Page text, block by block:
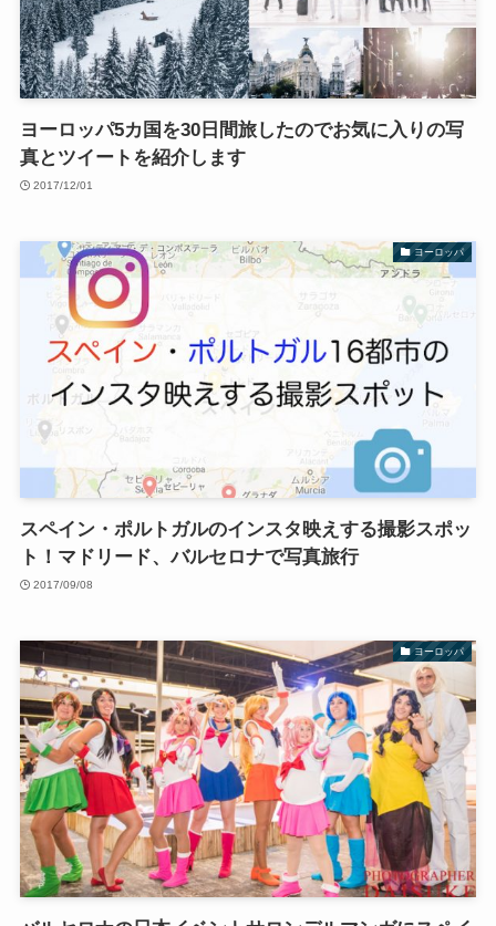
ヨーロッパ5カ国を30日間旅したのでお気に入りの写
真とツイートを紹介します
2017/12/01
ヨーロッパ
スペイン・ポルトガルのインスタ映えする撮影スポッ
ト！マドリード、バルセロナで写真旅行
2017/09/08
ヨーロッパ